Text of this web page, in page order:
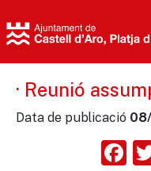
· Reunió
Data de publicació